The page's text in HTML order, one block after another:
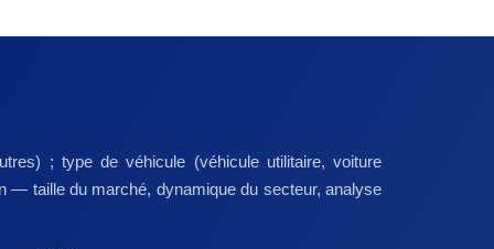
; type de véhicule (véhicule utilitaire, voiture
— taille du marché, dynamique du secteur, analyse